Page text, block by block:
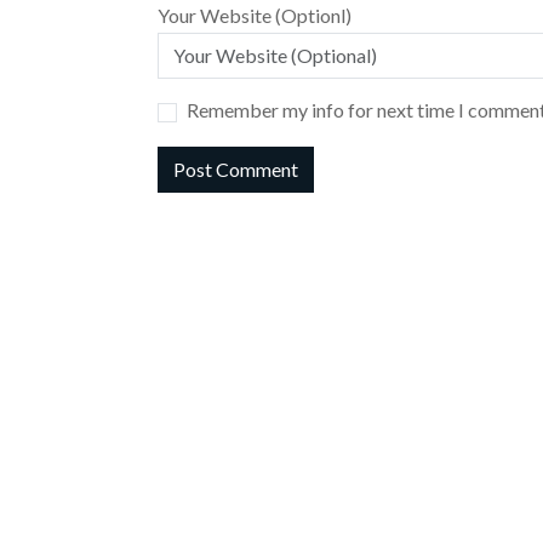
Your Website (Optionl)
Remember my info for next time I